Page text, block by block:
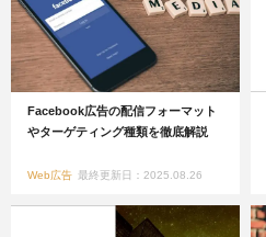
Facebook広告の配信フォーマット
やターゲティング種類を徹底解説
Web広告 最終更新日：2025.08.26